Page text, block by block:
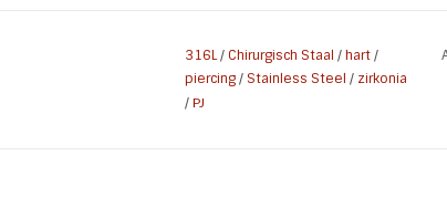
Part Grootte: 1.2 mm x 8 mm
316L/Chirurgisch Staal /hart/
piercing/ Stainless Steel / zirkonia
/ PJ